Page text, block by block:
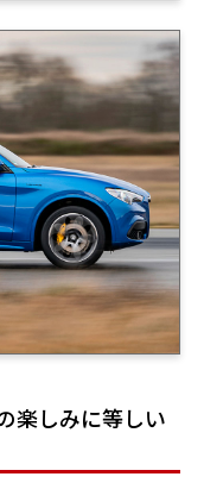
楽しみに等しい